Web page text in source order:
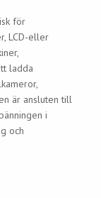
för
LCD-eller
ladda
är ansluten till
i
och